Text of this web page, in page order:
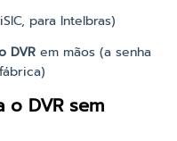
para Intelbras)
DVR em mãos (a senha
o DVR sem